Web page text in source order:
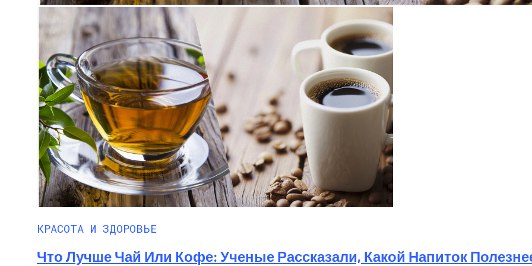
КРАСОТА И ЗДОРОВЬЕ
Что Лучше Чай Или Кофе: Ученые Рассказали, Какой Напиток